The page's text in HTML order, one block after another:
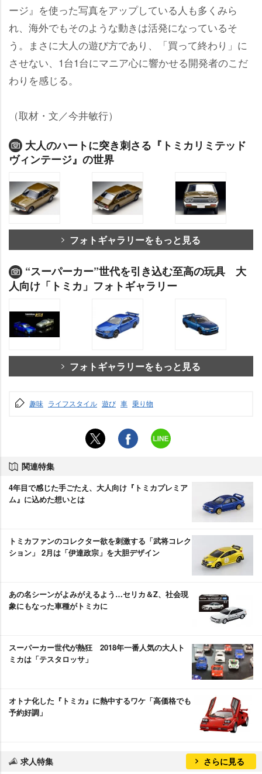
ージ』を使った写真をアップしている人も多くみら
れ、海外でもそのような動きは活発になっているそ
う。まさに大人の遊び方であり、「買って終わり」に
させない、1台1台にマニア心に響かせる開発者のこだ
わりを感じる。
（取材・文／今井敏行）
大人のハートに突き刺さる『トミカリミテッド
ヴィンテージ』の世界
フォトギャラリーをもっと見る
“スーパーカー”世代を引き込む至高の玩具 大
人向け「トミカ」フォトギャラリー
フォトギャラリーをもっと見る
趣味 ライフスタイル 遊び 車 乗り物
関連特集
4年目で感じた手ごたえ、大人向け『トミカプレミア
ム』に込めた想いとは
トミカファンのコレクター欲を刺激する「武将コレク
ション」 2月は「伊達政宗」を大胆デザイン
あの名シーンがよみがえるよう…セリカ＆Z、社会現
象にもなった車種がトミカに
スーパーカー世代が熱狂 2018年一番人気の大人ト
ミカは「テスタロッサ」
オトナ化した『トミカ』に熱中するワケ「高価格でも
予約好調」
求人特集 さらに見る